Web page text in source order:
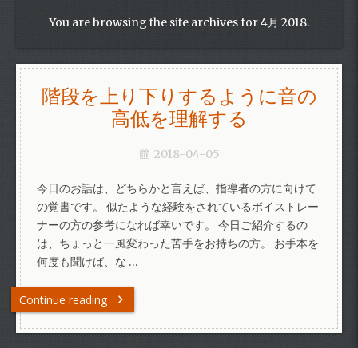
You are browsing the site archives for 4月 2018.
階段を上り下りするように音の
高低を理解する
2018-04-05
今日のお話は、どちらかと言えば、指導者の方に向けて
の覚書です。 似たような経験をされているボイストレー
ナーの方の参考になれば幸いです。 今日ご紹介するの
は、ちょっと一風変わった苦手をお持ちの方。 お手本を
何度も聞けば、な …
Continue reading